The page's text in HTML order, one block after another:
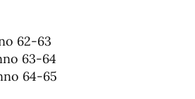
62-63
63-64
64-65